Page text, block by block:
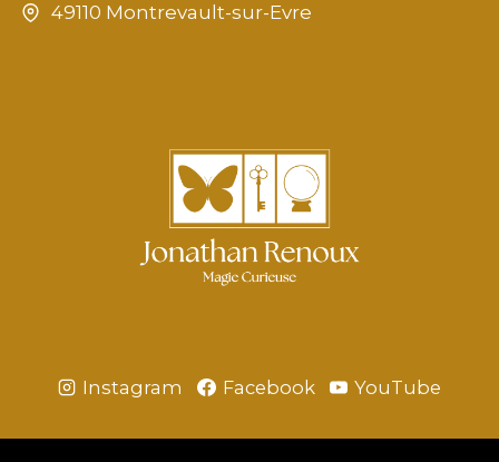
49110 Montrevault-sur-Evre
Instagram Facebook YouTube